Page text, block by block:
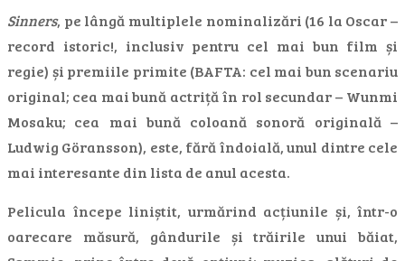
Sinners, pe lângă multiplele nominalizări (16 la Oscar –
record istoric!, inclusiv pentru cel mai bun film și
regie) și premiile primite (BAFTA: cel mai bun scenariu
original; cea mai bună actriță în rol secundar – Wunmi
Mosaku; cea mai bună coloană sonoră originală –
Ludwig Göransson), este, fără îndoială, unul dintre cele
mai interesante din lista de anul acesta.
Pelicula începe liniștit, urmărind acțiunile și, într-o
oarecare măsură, gândurile și trăirile unui băiat,